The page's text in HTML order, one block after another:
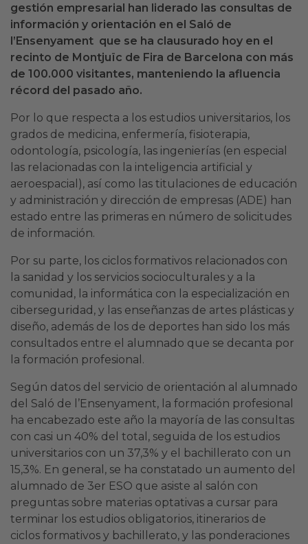
gestión empresarial han liderado las consultas de
información y orientación en el Saló de
l’Ensenyament que se ha clausurado hoy en el
recinto de Montjuïc de Fira de Barcelona con más
de 100.000 visitantes, manteniendo la afluencia
récord del pasado año.
Por lo que respecta a los estudios universitarios, los
grados de medicina, enfermería, fisioterapia,
odontología, psicología, las ingenierías (en especial
las relacionadas con la inteligencia artificial y
aeroespacial), así como las titulaciones de educación
y administración y dirección de empresas (ADE) han
estado entre las primeras en número de solicitudes
de información.
Por su parte, los ciclos formativos relacionados con
la sanidad y los servicios socioculturales y a la
comunidad, la informática con la especialización en
ciberseguridad , y las enseñanzas de artes plásticas y
diseño, además de los de deportes han sido los más
consultados entre el alumnado que se decanta por
la formación profesional.
Según datos del servicio de orientación al alumnado
del Saló de l’Ensenyament, la formación profesional
ha encabezado este año la mayoría de las consultas
con casi un 40% del total, seguida de los estudios
universitarios con un 37,3% y el bachillerato con un
15,3%. En general, se ha constatado un aumento del
alumnado de 3er ESO que asiste al salón con
preguntas sobre materias optativas a cursar para
terminar los estudios obligatorios, itinerarios de
ciclos formativos y bachillerato, y las ponderaciones